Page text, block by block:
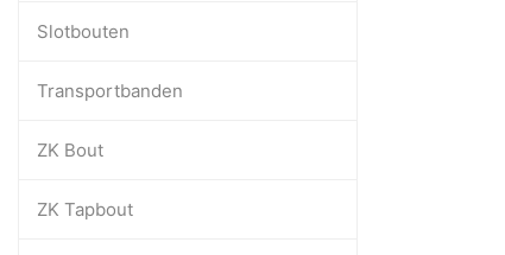
Slotbouten
Transportbanden
ZK Bout
ZK Tapbout